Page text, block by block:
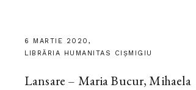
6 MARTIE 2020,
LIBRĂRIA HUMANITAS CIȘMIGIU
Lansare – Maria Bucur, Mihaela